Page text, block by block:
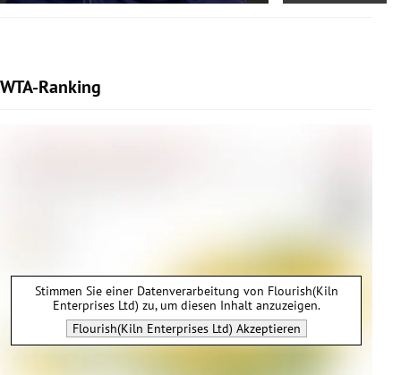
WTA-Ranking
Stimmen Sie einer Datenverarbeitung von Flourish(Kiln
Enterprises Ltd) zu, um diesen Inhalt anzuzeigen.
Flourish(Kiln Enterprises Ltd) Akzeptieren